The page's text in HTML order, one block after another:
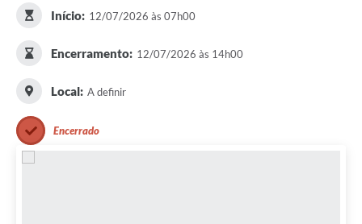
Turismo
Coleta seletiva - Informações
Galeria de Fotos
Início: 12/07/2026 às 07h00
Encerramento: 12/07/2026 às 14h00
Local: A definir
Encerrado